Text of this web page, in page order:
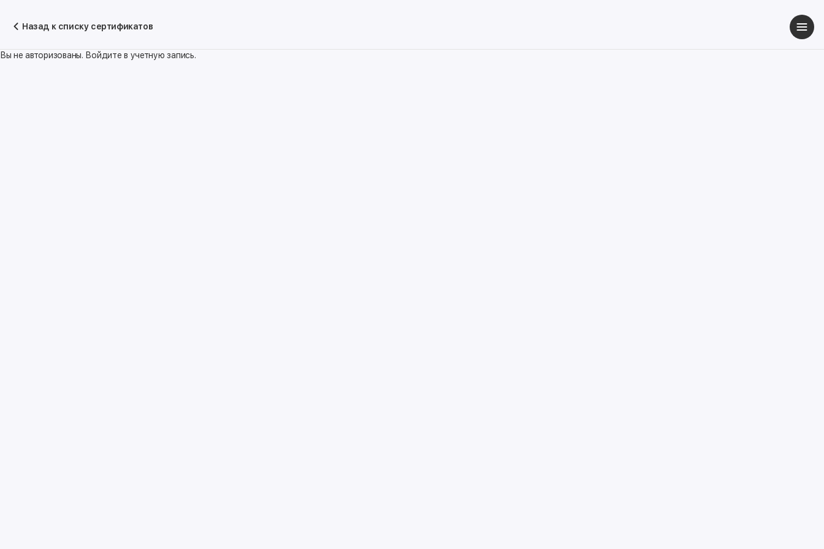
Назад к списку сертификатов
Вы не авторизованы. Войдите в учетную запись.